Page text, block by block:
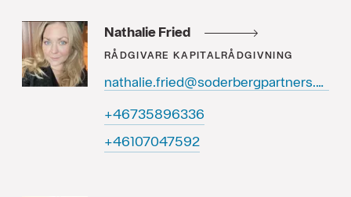
Nathalie Fried
RÅDGIVARE KAPITALRÅDGIVNING
nathalie.fried@soderbergpartners.se
63369853764+
29574070164+